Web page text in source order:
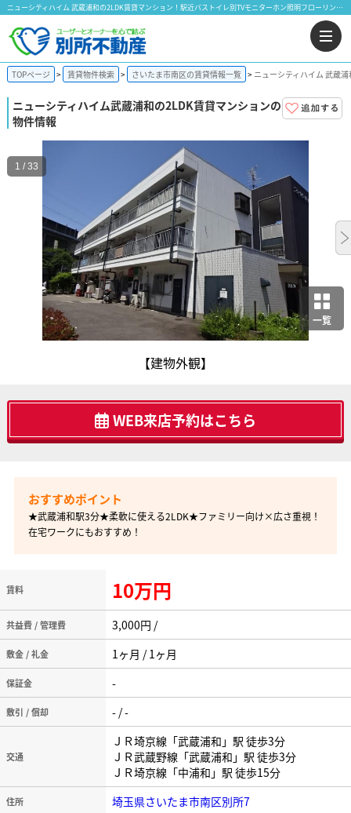
ニューシティハイム 武蔵浦和の2LDK賃貸マンション！駅近バストイレ別TVモニターホン照明フローリング｜株式会社 別所不動産
TOPページ 賃貸物件検索 さいたま市南区の賃貸情報一覧 ニューシティハイム 武蔵
ニューシティハイム武蔵浦和の2LDK賃貸マンションの
物件情報
一覧
【建物外観】
1 / 33
WEB来店予約はこちら
★武蔵浦和駅3分★柔軟に使える2LDK★ファミリー向け×広さ重視！
在宅ワークにもおすすめ！
賃料 10万円
共益費 / 管理費 3,000円 /
敷金 / 礼金 1ヶ月 / 1ヶ月
保証金 -
敷引 / 償却 - / -
交通
ＪＲ埼京線「武蔵浦和」駅 徒歩3分
ＪＲ武蔵野線「武蔵浦和」駅 徒歩3分
ＪＲ埼京線「中浦和」駅 徒歩15分
住所 埼玉県さいたま市南区別所7